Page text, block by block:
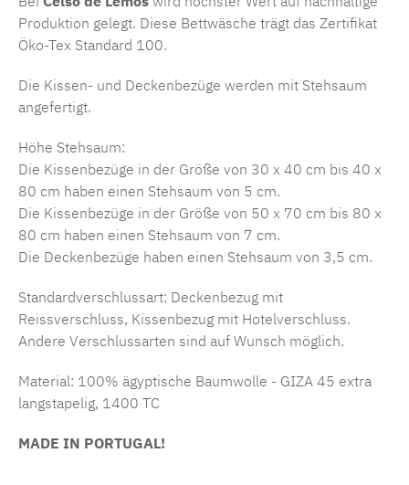
Produktion gelegt. Diese Bettwäsche trägt das Zertifikat
Öko-Tex Standard 100.
Die Kissen- und Deckenbezüge werden mit Stehsaum
angefertigt.
Höhe Stehsaum:
Die Kissenbezüge in der Größe von 30 x 40 cm bis 40 x
80 cm haben einen Stehsaum von 5 cm.
Die Kissenbezüge in der Größe von 50 x 70 cm bis 80 x
80 cm haben einen Stehsaum von 7 cm.
Die Deckenbezüge haben einen Stehsaum von 3,5 cm.
Standardverschlussart: Deckenbezug mit
Reissverschluss, Kissenbezug mit Hotelverschluss.
Andere Verschlussarten sind auf Wunsch möglich.
Material: 100% ägyptische Baumwolle - GIZA 45 extra
langstapelig, 1400 TC
MADE IN PORTUGAL!